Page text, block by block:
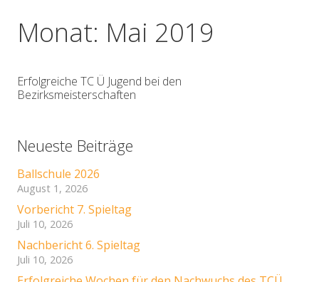
Monat: Mai 2019
Erfolgreiche TC Ü Jugend bei den
Bezirksmeisterschaften
Neueste Beiträge
Ballschule 2026
August 1, 2026
Vorbericht 7. Spieltag
Juli 10, 2026
Nachbericht 6. Spieltag
Juli 10, 2026